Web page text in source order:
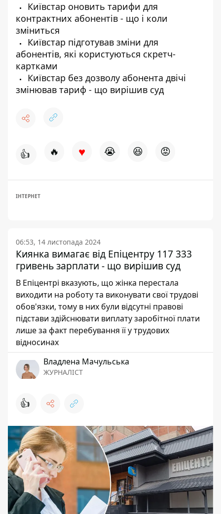
Київстар оновить тарифи для
контрактних абонентів - що і коли
зміниться
Київстар підготував зміни для
абонентів, які користуються скретч-
картками
Київстар без дозволу абонента двічі
змінював тариф - що вирішив суд
👍 🔥 ♥ 😭 😆 😡
ІНТЕРНЕТ
06:53, 14 листопада 2024
Киянка вимагає від Епіцентру 117 333
гривень зарплати - що вирішив суд
В Епіцентрі вказують, що жінка перестала
виходити на роботу та виконувати свої трудові
обов'язки, тому в них були відсутні правові
підстави здійснювати виплату заробітної плати
лише за факт перебування її у трудових
відносинах
Владлена Мачульська
ЖУРНАЛІСТ
👍